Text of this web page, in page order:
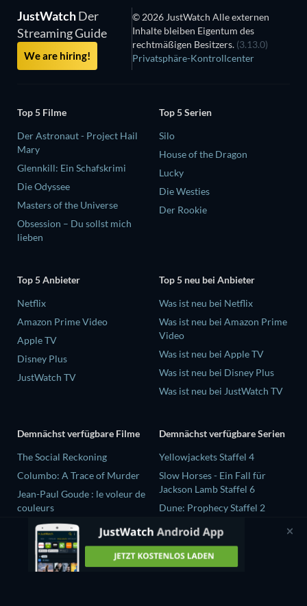
JustWatchDer
Streaming Guide
We are hiring!
© 2026 JustWatch Alle externen
Inhalte bleiben Eigentum des
rechtmäßigen Besitzers. (3.13.0)
Privatsphäre-Kontrollcenter
Top 5 Filme
Der Astronaut - Project Hail
Mary
Glennkill: Ein Schafskrimi
Die Odyssee
Masters of the Universe
Obsession – Du sollst mich
lieben
Top 5 Serien
Silo
House of the Dragon
Lucky
Die Westies
Der Rookie
Top 5 Anbieter
Netflix
Amazon Prime Video
Apple TV
Disney Plus
JustWatch TV
Top 5 neu bei Anbieter
Was ist neu bei Netflix
Was ist neu bei Amazon Prime
Video
Was ist neu bei Apple TV
Was ist neu bei Disney Plus
Was ist neu bei JustWatch TV
Demnächst verfügbare Filme
The Social Reckoning
Columbo: A Trace of Murder
Jean-Paul Goude : le voleur de
couleurs
Destroy All Girls
Selten wache ich träumend auf
Demnächst verfügbare Serien
Yellowjackets Staffel 4
Slow Horses - Ein Fall für
Jackson Lamb Staffel 6
Dune: Prophecy Staffel 2
The Gentlemen Staffel 2
Love Is Blind: UK Staffel 3